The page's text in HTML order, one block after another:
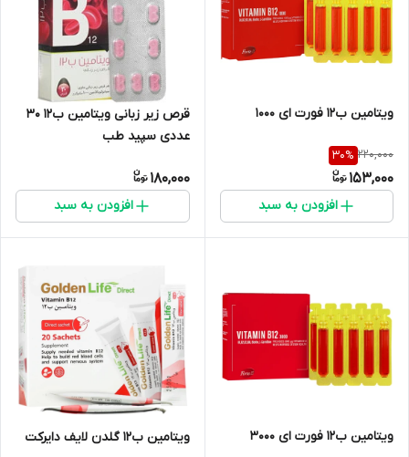
ویتامین ب12 فورت ای 1000
220,000
30%
153,000
افزودن به سبد
قرص زیر زبانی ویتامین ب12 30
عددی سپید طب
180,000
افزودن به سبد
ویتامین ب12 فورت ای 3000 ویتامین ب12 گلدن لایف دایرکت